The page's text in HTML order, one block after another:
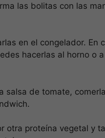
las bolitas con las
en el congelador. En
hacerlas al horno o
salsa de tomate,
otra proteína vegetal y